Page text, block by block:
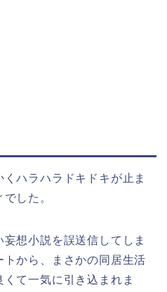
ハラハラドキドキが止ま
した。
想小説を誤送信してしま
トから、まさかの同居生活
て一気に引き込まれま